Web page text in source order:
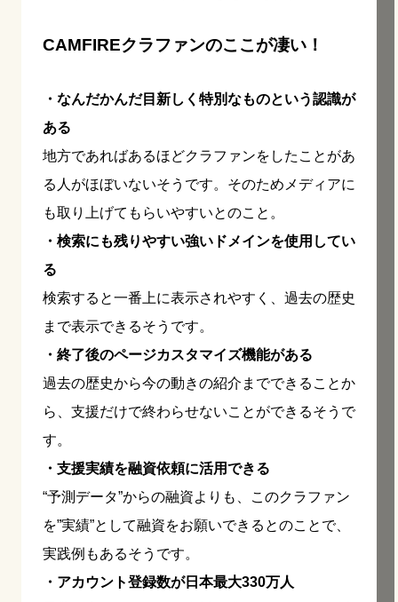
CAMFIREクラファンのここが凄い！
・なんだかんだ目新しく特別なものという認識が
ある
地方であればあるほどクラファンをしたことがあ
る人がほぼいないそうです。そのためメディアに
も取り上げてもらいやすいとのこと。
・検索にも残りやすい強いドメインを使用してい
る
検索すると一番上に表示されやすく、過去の歴史
まで表示できるそうです。
・終了後のページカスタマイズ機能がある
過去の歴史から今の動きの紹介までできることか
ら、支援だけで終わらせないことができるそうで
す。
・支援実績を融資依頼に活用できる
“予測データ”からの融資よりも、このクラファン
を”実績”として融資をお願いできるとのことで、
実践例もあるそうです。
・アカウント登録数が日本最大330万人